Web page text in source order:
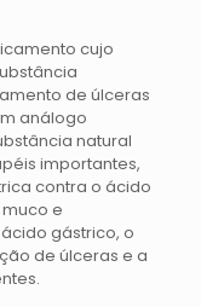
cujo
de úlceras
análogo
natural
importantes,
contra o ácido
e
gástrico, o
de úlceras e a